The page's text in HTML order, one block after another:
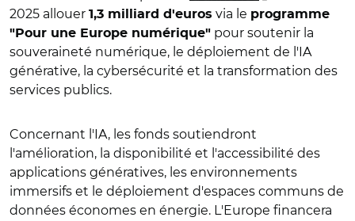
2025 allouer 1,3 milliard d'euros via le programme
"Pour une Europe numérique" pour soutenir la
souveraineté numérique, le déploiement de l'IA
générative, la cybersécurité et la transformation des
services publics.
Concernant l'IA, les fonds soutiendront
l'amélioration, la disponibilité et l'accessibilité des
applications génératives, les environnements
immersifs et le déploiement d'espaces communs de
données économes en énergie. L'Europe financera